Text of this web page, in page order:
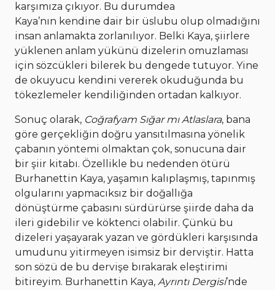
karşımıza çıkıyor. Bu durumdea
Kaya’nın kendine dair bir üslubu olup olmadığını
insan anlamakta zorlanılıyor. Belki Kaya, şiirlere
yüklenen anlam yükünü dizelerin omuzlaması
için sözcükleri bilerek bu dengede tutuyor. Yine
de okuyucu kendini vererek okuduğunda bu
tökezlemeler kendiliğinden ortadan kalkıyor.
Sonuç olarak, Coğrafyam Sığar mı Atlaslara, bana
göre gerçekliğin doğru yansıtılmasına yönelik
çabanın yöntemi olmaktan çok, sonucuna dair
bir şiir kitabı. Özellikle bu nedenden ötürü
Burhanettin Kaya, yaşamın kalıplaşmış, tapınmış
olgularını yapmacıksız bir doğallığa
dönüştürme çabasını sürdürürse şiirde daha da
ileri gidebilir ve köktenci olabilir. Çünkü bu
dizeleri yaşayarak yazan ve gördükleri karşısında
umudunu yitirmeyen isimsiz bir derviştir. Hatta
son sözü de bu dervişe bırakarak eleştirimi
bitireyim. Burhanettin Kaya, Ayrıntı Dergisi’nde